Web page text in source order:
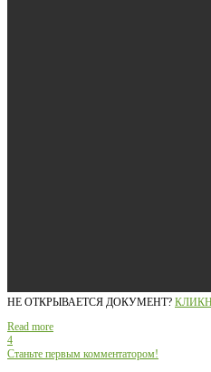
НЕ ОТКРЫВАЕТСЯ ДОКУМЕНТ?
Read more
4
Станьте первым комментатором!